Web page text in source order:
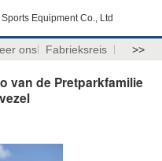
Equipment Co., Ltd
ons Fabrieksreis >>
van de Pretparkfamilie